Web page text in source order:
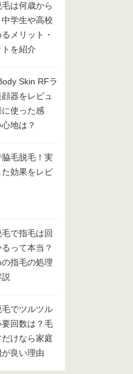
毛は何歳から
学生や高校
メリット・
を紹介
Skin RFラ
器をレビュ
に使った感
地は？
脇毛脱毛！実
た効果をレビ
毛で指毛は回
って本当？
指毛の処理
毛でツルツル
要回数は？毛
けなら家庭
が良い理由